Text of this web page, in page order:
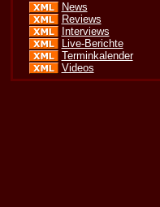
News
Reviews
Interviews
Live-Berichte
Terminkalender
Videos